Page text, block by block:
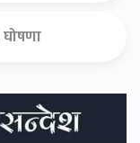
घोषणा